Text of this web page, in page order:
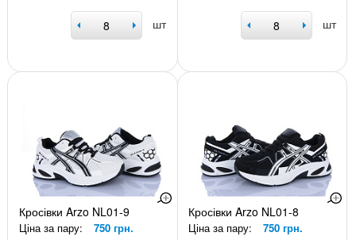
шт шт
Кросівки Arzo NL01-9
Ціна за пару: 750 грн.
Кросівки Arzo NL01-8
Ціна за пару: 750 грн.